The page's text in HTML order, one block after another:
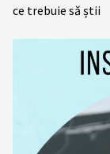
ce trebuie să știi